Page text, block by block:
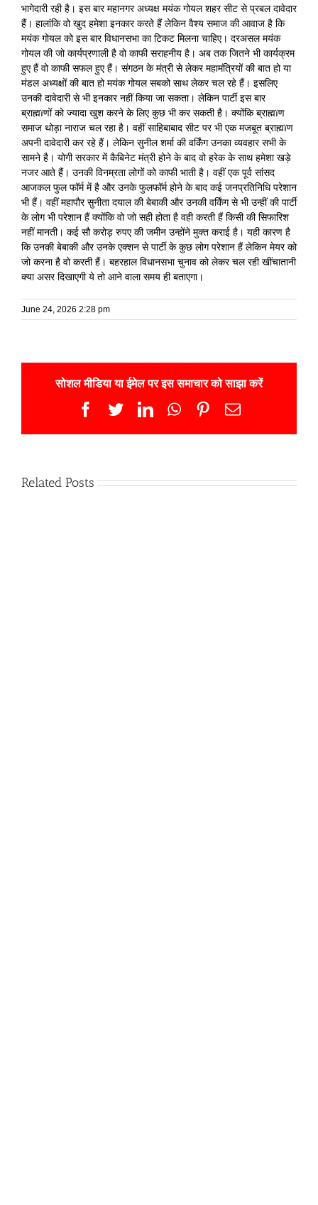
भागेदारी रही है। इस बार महानगर अध्यक्ष मयंक गोयल शहर सीट से प्रबल दावेदार
हैं। हालांकि वो खुद हमेशा इनकार करते हैं लेकिन वैश्य समाज की आवाज है कि
मयंक गोयल को इस बार विधानसभा का टिकट मिलना चाहिए। दरअसल मयंक
गोयल की जो कार्यप्रणाली है वो काफी सराहनीय है। अब तक जितने भी कार्यक्रम
हुए हैं वो काफी सफल हुए हैं। संगठन के मंत्री से लेकर महामंत्रियों की बात हो या
मंडल अध्यक्षों की बात हो मयंक गोयल सबको साथ लेकर चल रहे हैं। इसलिए
उनकी दावेदारी से भी इनकार नहीं किया जा सकता। लेकिन पार्टी इस बार
ब्राह्मïणों को ज्यादा खुश करने के लिए कुछ भी कर सकती है। क्योंकि ब्राह्मïण
समाज थोड़ा नाराज चल रहा है। वहीं साहिबाबाद सीट पर भी एक मजबूत ब्राह्मïण
अपनी दावेदारी कर रहे हैं। लेकिन सुनील शर्मा की वर्किंग उनका व्यवहार सभी के
सामने है। योगी सरकार में कैबिनेट मंत्री होने के बाद वो हरेक के साथ हमेशा खड़े
नजर आते हैं। उनकी विनम्रता लोगों को काफी भाती है। वहीं एक पूर्व सांसद
आजकल फुल फॉर्म में है और उनके फुलफॉर्म होने के बाद कई जनप्रतिनिधि परेशान
भी हैं। वहीं महापौर सुनीता दयाल की बेबाकी और उनकी वर्किंग से भी उन्हीं की पार्टी
के लोग भी परेशान हैं क्योंकि वो जो सही होता है वही करती हैं किसी की सिफारिश
नहीं मानती। कई सौ करोड़ रुपए की जमीन उन्होंने मुक्त कराई है। यही कारण है
कि उनकी बेबाकी और उनके एक्शन से पार्टी के कुछ लोग परेशान हैं लेकिन मेयर को
जो करना है वो करती हैं। बहरहाल विधानसभा चुनाव को लेकर चल रही खींचातानी
क्या असर दिखाएगी ये तो आने वाला समय ही बताएगा।
June 24, 2026 2:28 pm
सोशल मीडिया या ईमेल पर इस समाचार को साझा करें
Facebook
TwitterLinkedInWhatsApp
Pinterest
Email
Related Posts